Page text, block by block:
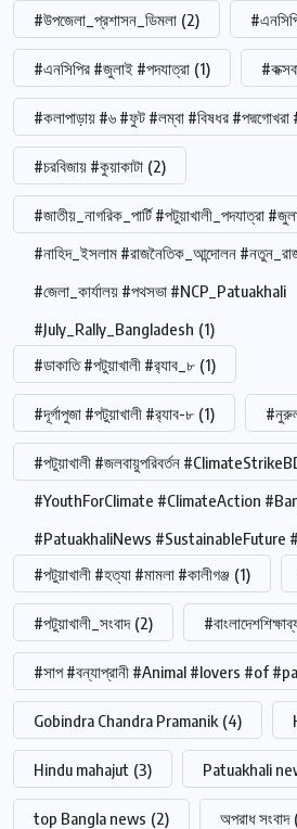
#উপজেলা_প্রশাসন_ডিমলা (2)
#এনসিপির #জুলাই #পদযাত্রা (1)
#কলাপাড়ায় #৬ #ফুট #লম্বা #বিষধর #পদ্মগোখরা
#চরবিজায় #কুয়াকাটা (2)
#জাতীয়_নাগরিক_পার্টি #পটুয়াখালী_পদযাত্রা
#নাহিদ_ইসলাম #রাজনৈতিক_আন্দোলন
#জেলা_কার্যালয় #পথসভা #NCP_Patuakhali
#July_Rally_Bangladesh (1)
#ডাকাতি #পটুয়াখালী #র‍্যাব_৮ (1)
#দূর্গাপুজা #পটুয়াখালী #র‍্যাব-৮ (1)
#পটুয়াখালী #জলবায়ুপরিবর্তন
#YouthForClimate #ClimateAction
#PatuakhaliNews #SustainableFuture
#পটুয়াখালী #হত্যা #মামলা #কালীগঞ্জ (1)
#পটুয়াখালী_সংবাদ (2)
#সাপ #বন্যাপ্রানী #Animal #lovers #of
Gobindra Chandra Pramanik (4)
Hindu mahajut (3) Patuakhali
top Bangla news (2) অপরাধ সংবাদ